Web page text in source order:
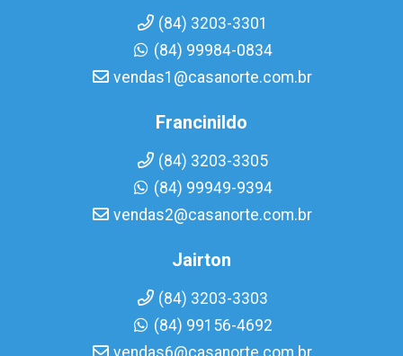
(84) 3203-3301
(84) 99984-0834
vendas1@casanorte.com.br
Francinildo
(84) 3203-3305
(84) 99949-9394
vendas2@casanorte.com.br
Jairton
(84) 3203-3303
(84) 99156-4692
vendas6@casanorte.com.br